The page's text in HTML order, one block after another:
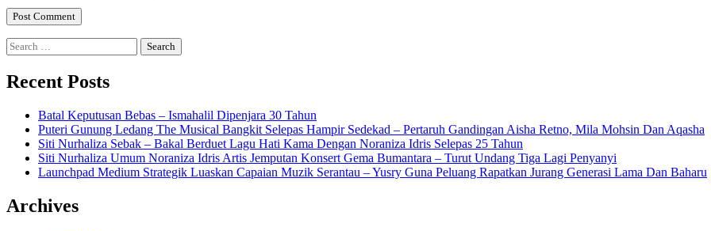
Search
for:
Recent Posts
Batal Keputusan Bebas – Ismahalil Dipenjara 30 Tahun
Puteri Gunung Ledang The Musical Bangkit Selepas Hampir Sedekad – Pertaruh Gandingan Aisha Retno, Mila Mohsin Dan Aqasha
Siti Nurhaliza Sebak – Bakal Berduet Lagu Hati Kama Dengan Noraniza Idris Selepas 25 Tahun
Siti Nurhaliza Umum Noraniza Idris Artis Jemputan Konsert Gema Bumantara – Turut Undang Tiga Lagi Penyanyi
Launchpad Medium Strategik Luaskan Capaian Muzik Serantau – Yusry Guna Peluang Rapatkan Jurang Generasi Lama Dan Baharu
Archives